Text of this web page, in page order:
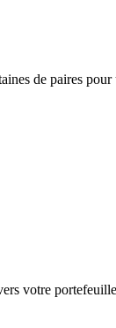
de paires
votre